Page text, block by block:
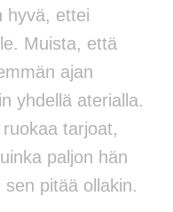
hyvä, ettei
Muista, että
ajan
yhdellä aterialla.
tarjoat,
paljon hän
pitää ollakin.